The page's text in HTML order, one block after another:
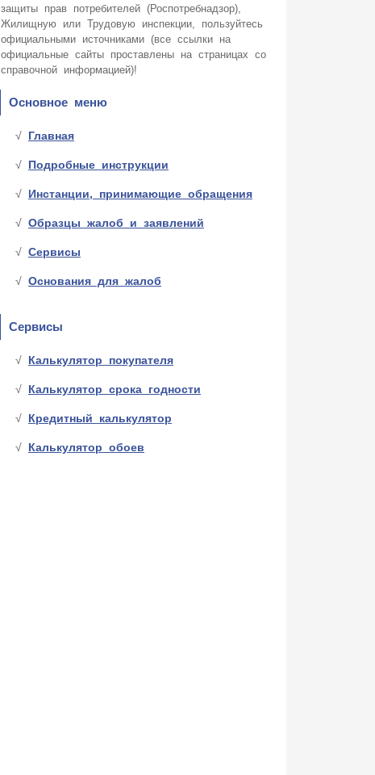
защиты прав потребителей (Роспотребнадзор),
Жилищную или Трудовую инспекции, пользуйтесь
официальными источниками (все ссылки на
официальные сайты проставлены на страницах со
справочной информацией)!
Основное меню
Главная
Подробные инструкции
Инстанции, принимающие обращения
Образцы жалоб и заявлений
Сервисы
Основания для жалоб
Сервисы
Калькулятор покупателя
Калькулятор срока годности
Кредитный калькулятор
Калькулятор обоев